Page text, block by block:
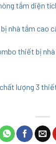
tắm diện
nhà tắm cao
thiết bị
lượng 3